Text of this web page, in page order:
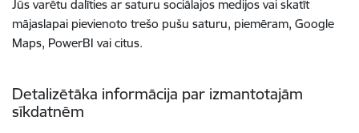
Jūs varētu dalīties ar saturu sociālajos medijos vai skatīt
mājaslapai pievienoto trešo pušu saturu, piemēram, Google
Maps, PowerBI vai citus.
Detalizētāka informācija par izmantotajām
sīkdatnēm